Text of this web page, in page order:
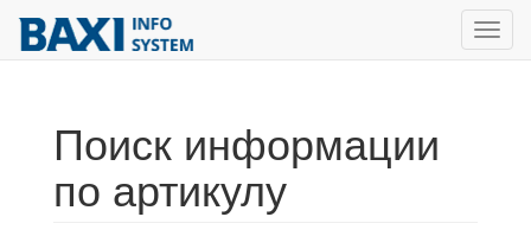
Поиск информации
по артикулу